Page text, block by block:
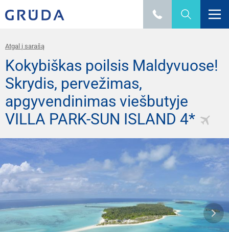
Atgal į sarašą
Kokybiškas poilsis Maldyvuose!
Skrydis, pervežimas,
apgyvendinimas viešbutyje
VILLA PARK-SUN ISLAND 4*